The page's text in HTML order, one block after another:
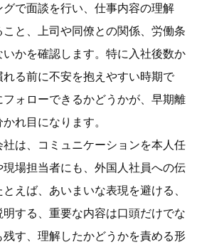
グで面談を行い、仕事内容の理解
と、上司や同僚との関係、労働条
かを確認します。特に入社後数か
れる前に不安を抱えやすい時期で
ォローできるかどうかが、早期離
れ目になります。
社は、コミュニケーションを本人任
場担当者にも、外国人社員への伝
えば、あいまいな表現を避ける、
する、重要な内容は口頭だけでな
残す、理解したかどうかを責める形